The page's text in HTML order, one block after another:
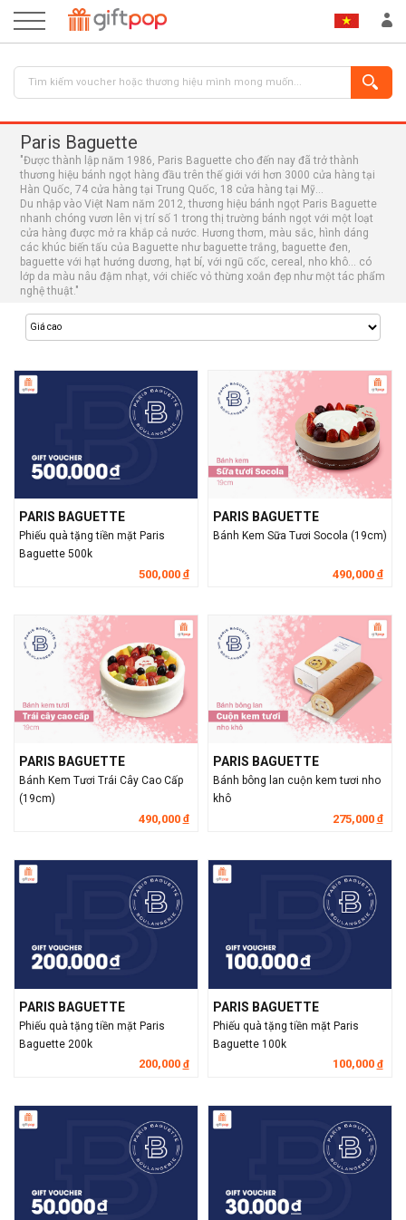
ĐĂNG NHẬP ĐĂNG KÝ
Paris Baguette
"Được thành lập năm 1986, Paris Baguette cho đến nay đã trở thành
thương hiệu bánh ngọt hàng đầu trên thế giới với hơn 3000 cửa hàng tại
Hàn Quốc, 74 cửa hàng tại Trung Quốc, 18 cửa hàng tại Mỹ…
Du nhập vào Việt Nam năm 2012, thương hiệu bánh ngọt Paris Baguette
nhanh chóng vươn lên vị trí số 1 trong thị trường bánh ngọt với một loạt
cửa hàng được mở ra khắp cả nước. Hương thơm, màu sắc, hình dáng
các khúc biến tấu của Baguette như baguette trắng, baguette đen,
baguette với hạt hướng dương, hạt bí, với ngũ cốc, cereal, nho khô… có
lớp da màu nâu đậm nhạt, với chiếc vỏ thừng xoắn đẹp như một tác phẩm
nghệ thuật."
PARIS BAGUETTE
Phiếu quà tặng tiền mặt Paris
Baguette 500k
500,000 đ
PARIS BAGUETTE
Bánh Kem Sữa Tươi Socola (19cm)
490,000 đ
PARIS BAGUETTE
Bánh Kem Tươi Trái Cây Cao Cấp
(19cm)
490,000 đ
PARIS BAGUETTE
Bánh bông lan cuộn kem tươi nho
khô
275,000 đ
PARIS BAGUETTE
Phiếu quà tặng tiền mặt Paris
Baguette 200k
200,000 đ
PARIS BAGUETTE
Phiếu quà tặng tiền mặt Paris
Baguette 100k
100,000 đ